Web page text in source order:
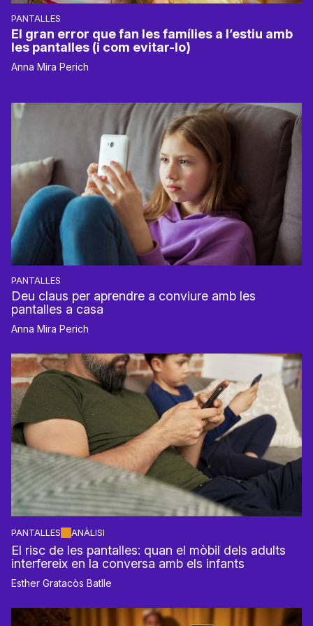
PANTALLES
El gran error que fan les famílies a l’estiu amb
les pantalles (i com evitar-lo)
Anna Mira Perich
PANTALLES
Deu claus per aprendre a conviure amb les
pantalles a casa
Anna Mira Perich
PANTALLES ANÀLISI
El risc de les pantalles: quan el mòbil dels adults
interfereix en la conversa amb els infants
Esther Gratacòs Batlle